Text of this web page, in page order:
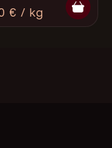
€ / kg